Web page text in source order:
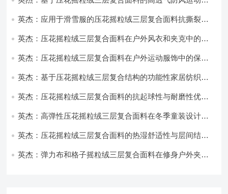
英杰：应用于滑雪服的压花摇粒绒三层复合面料抗撕裂与
英杰：压花摇粒绒三层复合面料在户外风衣和夹克中的应
英杰：压花摇粒绒三层复合面料在户外运动服饰中的保暖
英杰：基于压花摇粒绒三层复合结构的功能性家居纺织品
英杰：压花摇粒绒三层复合面料的抗起球性与耐磨性优化
英杰：高弹性压花摇粒绒三层复合面料在冬季童装设计中
英杰：压花摇粒绒三层复合面料的热湿舒适性与层间结合
英杰：弹力布和格子摇粒绒三层复合面料在修身户外夹克